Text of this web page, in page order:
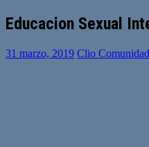
Educacion Sexual
31 marzo, 2019 Clio Comunidad